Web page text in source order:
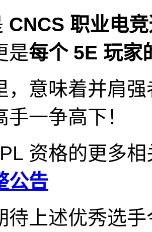
CNCS 职业电
是每个 5E 玩家
，意味着并肩
一争高下！
资格的更多
公告
待上述优秀选